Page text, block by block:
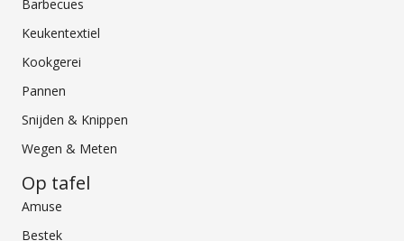
Barbecues
Keukentextiel
Kookgerei
Pannen
Snijden & Knippen
Wegen & Meten
Op tafel
Amuse
Bestek